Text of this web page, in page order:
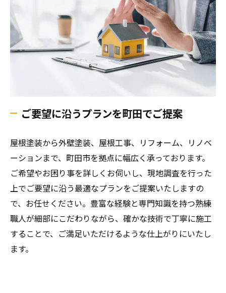
ご要望に沿うプランを町田でご提案
屋根塗装から外壁塗装、屋根工事、リフォーム、リノベ
ーションまで、町田市を拠点に幅広く承っております。
ご希望やお困り事を詳しくお伺いし、現地調査を行った
上でご要望に沿う最適なプランをご提案いたしますの
で、お任せください。豊富な経験と専門知識を持つ熟練
職人が細部にこだわりながら、確かな技術で丁寧に施工
することで、ご満足いただけるような仕上がりにいたし
ます。